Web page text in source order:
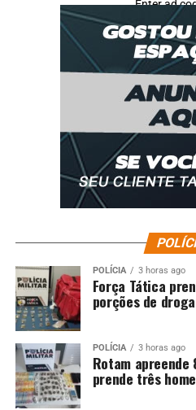
Enter ad
POLÍCIA 3 horas ago
Força Tática
porções de
POLÍCIA 3 horas ago
Rotam
prende três